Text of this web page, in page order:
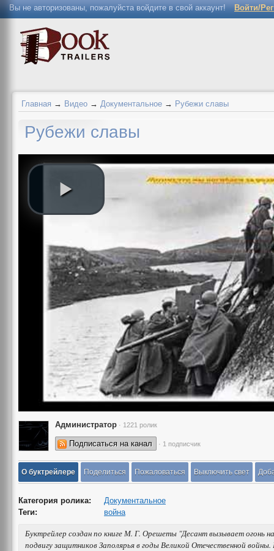
Вы не авторизованы, пожалуйста войдите в свой аккаунт! Войти/
Главная → Видео → Документальное → Рубежи славы
Рубежи славы
Администратор · 1221 ролик
Подписаться на канал · 1 подписчик
О буктрейлере Поделиться Пожаловаться Выключить свет
Категория ролика:
Документальное
Теги:
война
Буктрейлер создан по книге М. Г. Орешеты "Десант вызывает огонь
подвигу защитников Заполярья в годы Великой Отечественной